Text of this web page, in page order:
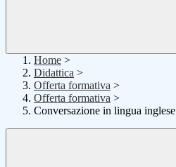
Home >
Didattica >
Offerta formativa >
Offerta formativa >
Conversazione in lingua inglese